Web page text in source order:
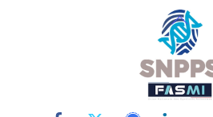
Back
To
Top